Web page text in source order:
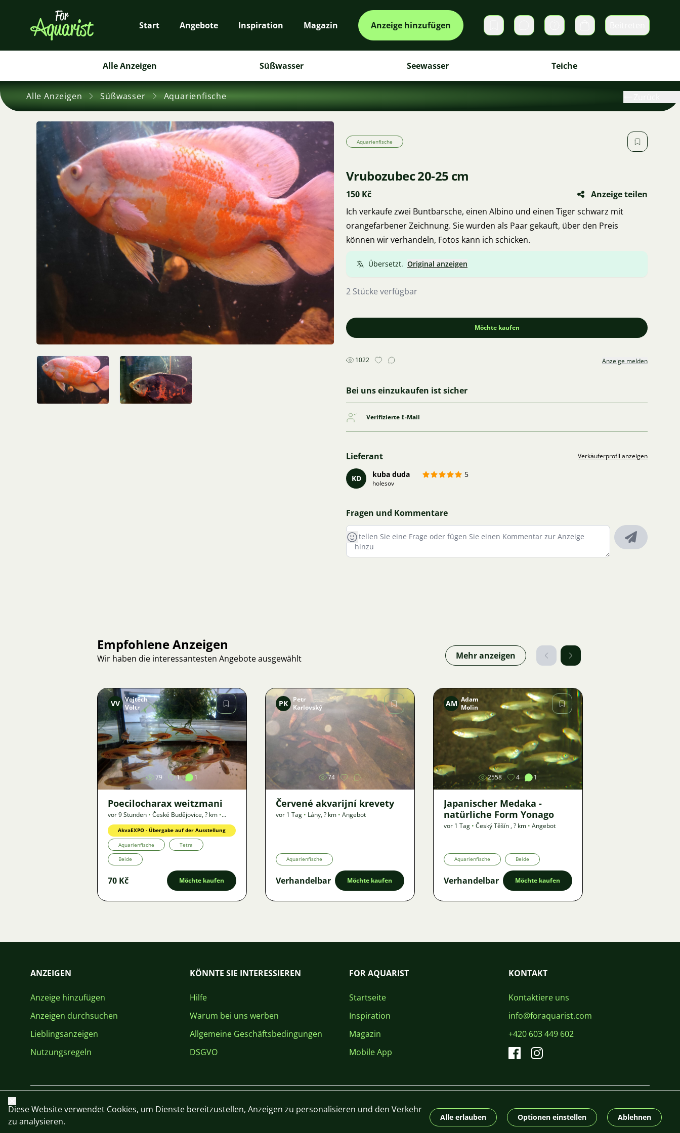
Start Angebote Inspiration Magazin Anzeige hinzufügen DirektnachrichtenWarenkorb
Alle Anzeigen Süßwasser Seewasser Teiche
Alle Anzeigen Süßwasser Aquarienfische
Aquarienfische
Vrubozubec 20-25 cm
150 Kč
Anzeige teilen
Ich verkaufe zwei Buntbarsche, einen Albino und einen Tiger schwarz mit
orangefarbener Zeichnung. Sie wurden als Paar gekauft, über den Preis
können wir verhandeln, Fotos kann ich schicken.
Übersetzt. Original anzeigen
2 Stücke verfügbar
Möchte kaufen
1022 Anzeige melden
Bei uns einzukaufen ist sicher
Verifizierte E-Mail
Lieferant Verkäuferprofil anzeigen
KD kuba duda 5
holesov
Fragen und Kommentare
Empfohlene Anzeigen
Wir haben die interessantesten Angebote ausgewählt Mehr anzeigen
Bild
VV Vojtěch
Voltr
79 1 1
Poecilocharax weitzmani
vor 9 Stunden • České Budějovice,? km •
Angebot
AkvaEXPO - Übergabe auf der Ausstellung
Aquarienfische Tetra
Beide
70 Kč Möchte kaufen
Bild
PK
Petr
Karlovský
74
Červené akvarijní krevety
vor 1 Tag • Lány,? km • Angebot
Aquarienfische
Verhandelbar Möchte kaufen
Bild
AM Adam
Molin
2558 4 1
Japanischer Medaka -
natürliche Form Yonago
vor 1 Tag • Český Těšín ,? km • Angebot
Aquarienfische Beide
Verhandelbar Möchte kaufen
ANZEIGEN
Anzeige hinzufügen
Anzeigen durchsuchen
Lieblingsanzeigen
Nutzungsregeln
KÖNNTE SIE INTERESSIEREN
Hilfe
Warum bei uns werben
Allgemeine Geschäftsbedingungen
DSGVO
FOR AQUARIST
Startseite
Inspiration
Magazin
Mobile App
KONTAKT
Kontaktiere uns
info@foraquarist.com
+420 603 449 602
CS EN PL DE © 2026 For Aquarist
Schließen
Diese Website verwendet Cookies, um Dienste bereitzustellen, Anzeigen zu personalisieren und den Verkehr
zu analysieren.
Alle erlauben Optionen einstellen Ablehnen